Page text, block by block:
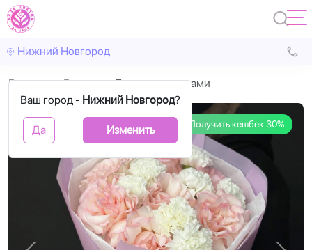
Нижний Новгород
Ваш город - Нижний Новгород?
Да Изменить
Главная Букеты 7 роз с гвоздиками
Получить кешбек 30%